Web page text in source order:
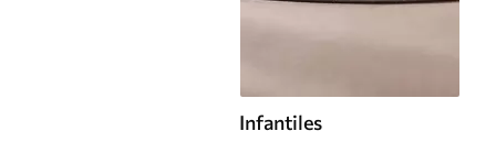
Infantiles